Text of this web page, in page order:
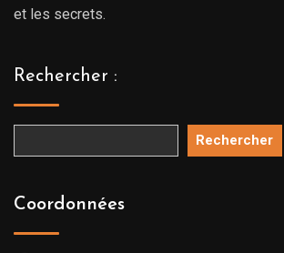
et les secrets.
Rechercher :
Rechercher
Coordonnées